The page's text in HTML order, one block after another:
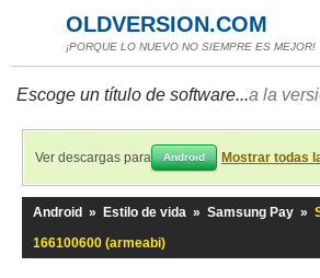
OLDVERSION.COM
¡PORQUE LO NUEVO NO SIEMPRE ES MEJOR!
Escoge un título de software...a la
Ver descargas para Android Mostrar todas
Android » Estilo de vida » Samsung Pay »
166100600 (armeabi)